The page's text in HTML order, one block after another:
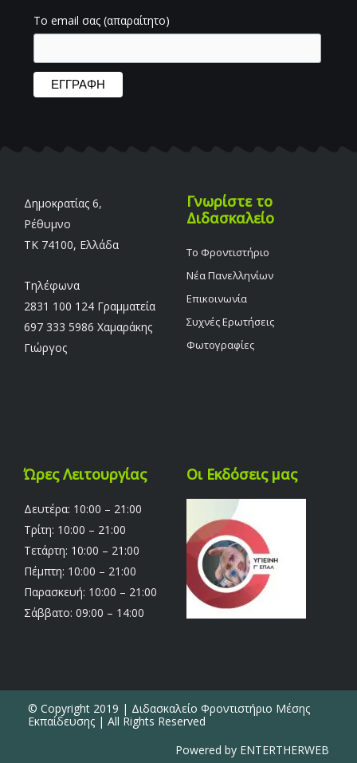
Το email σας (απαραίτητο)
Δημοκρατίας 6,
Ρέθυμνο
TK 74100, Ελλάδα
Τηλέφωνα
2831 100 124 Γραμματεία
697 333 5986 Χαμαράκης
Γιώργος
Γνωρίστε το
Διδασκαλείο
Το Φροντιστήριο
Νέα Πανελληνίων
Επικοινωνία
Συχνές Ερωτήσεις
Φωτογραφίες
Ώρες Λειτουργίας
Δευτέρα: 10:00 – 21:00
Τρίτη: 10:00 – 21:00
Τετάρτη: 10:00 – 21:00
Πέμπτη: 10:00 – 21:00
Παρασκευή: 10:00 – 21:00
Σάββατο: 09:00 – 14:00
Οι Εκδόσεις μας
© Copyright 2019 | Διδασκαλείο Φροντιστήριο Μέσης
Εκπαίδευσης | All Rights Reserved
Powered by ENTERTHERWEB